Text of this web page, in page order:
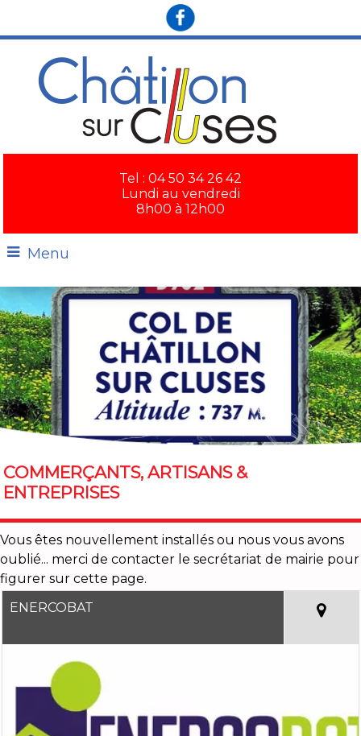
×
Tel : 04 50 34 26 42
Lundi au vendredi
8h00 à 12h00
Menu
COMMERÇANTS, ARTISANS &
ENTREPRISES
Vous êtes nouvellement installés ou nous vous avons
oublié... merci de contacter le secrétariat de mairie pour
figurer sur cette page.
ENERCOBAT